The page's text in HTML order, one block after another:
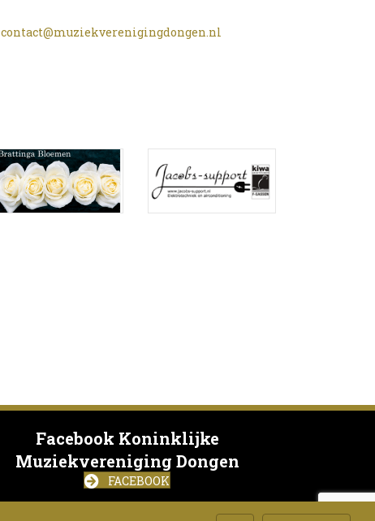
contact@muziekverenigingdongen.nl
Facebook Koninklijke
Muziekvereniging Dongen
FACEBOOK